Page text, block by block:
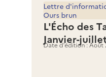
L'Écho des
Janvier-
Lettre
Ours brun
Date d'édition : Août